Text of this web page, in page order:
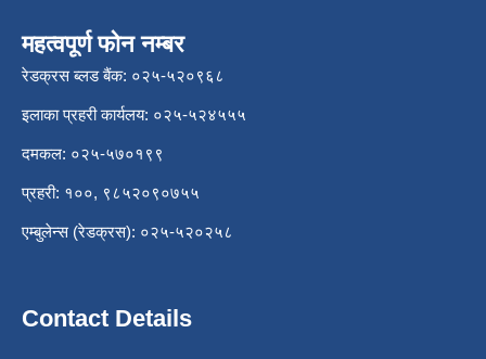
महत्वपूर्ण फोन नम्बर
रेडक्रस ब्लड बैंक: ०२५-५२०९६८
इलाका प्रहरी कार्यलय: ०२५-५२४५५५
दमकल: ०२५-५७०१९९
प्रहरी: १००, ९८५२०९०७५५
एम्बुलेन्स (रेडक्रस): ०२५-५२०२५८
Contact Details